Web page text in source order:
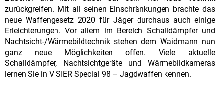
zurückgreifen. Mit all seinen Einschränkungen brachte das
neue Waffengesetz 2020 für Jäger durchaus auch einige
Erleichterungen. Vor allem im Bereich Schalldämpfer und
Nachtsicht-/Wärmebildtechnik stehen dem Waidmann nun
ganz neue Möglichkeiten offen. Viele aktuelle
Schalldämpfer, Nachtsichtgeräte und Wärmebildkameras
lernen Sie in VISIER Special 98 – Jagdwaffen kennen.